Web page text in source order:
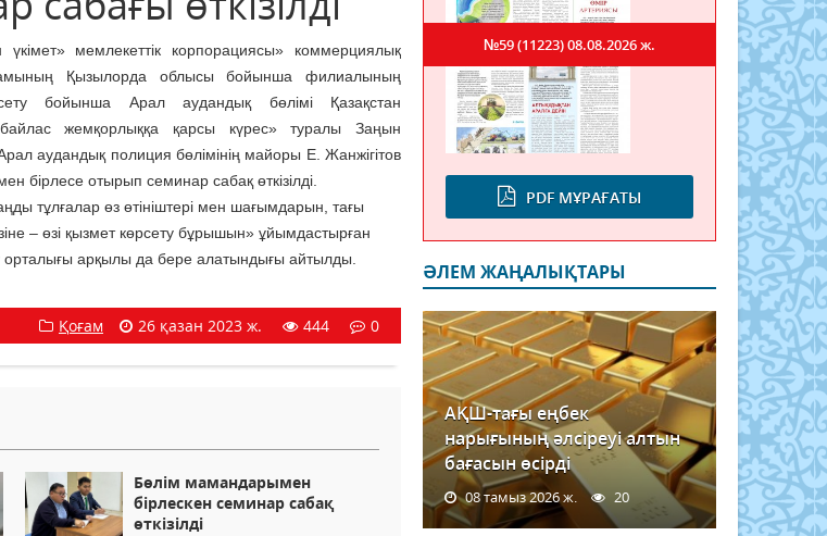
үкімет» мемлекеттік корпорациясы» коммерциялық
Қызылорда облысы бойынша филиалының
бойынша Арал аудандық бөлімі Қазақстан
жемқорлыққа қарсы күрес» туралы Заңын
аудандық полиция бөлімінің майоры Е. Жанжігітов
бірлесе отырып семинар сабақ өткізілді.
тұлғалар өз өтініштері мен шағымдарын, тағы
– өзі қызмет көрсету бұрышын» ұйымдастырған
орталығы арқылы да бере алатындығы айтылды.
Қоғам 26 қазан 2023 ж. 444 0
Бөлім мамандарымен
бірлескен семинар сабақ
өткізілді
PDF МҰРАҒАТЫ
№59 (11223)08.08.2026 ж.
ӘЛЕМ ЖАҢАЛЫҚТАРЫ
АҚШ-тағы еңбек
нарығының әлсіреуі алтын
бағасын өсірді
08 тамыз 2026 ж. 20